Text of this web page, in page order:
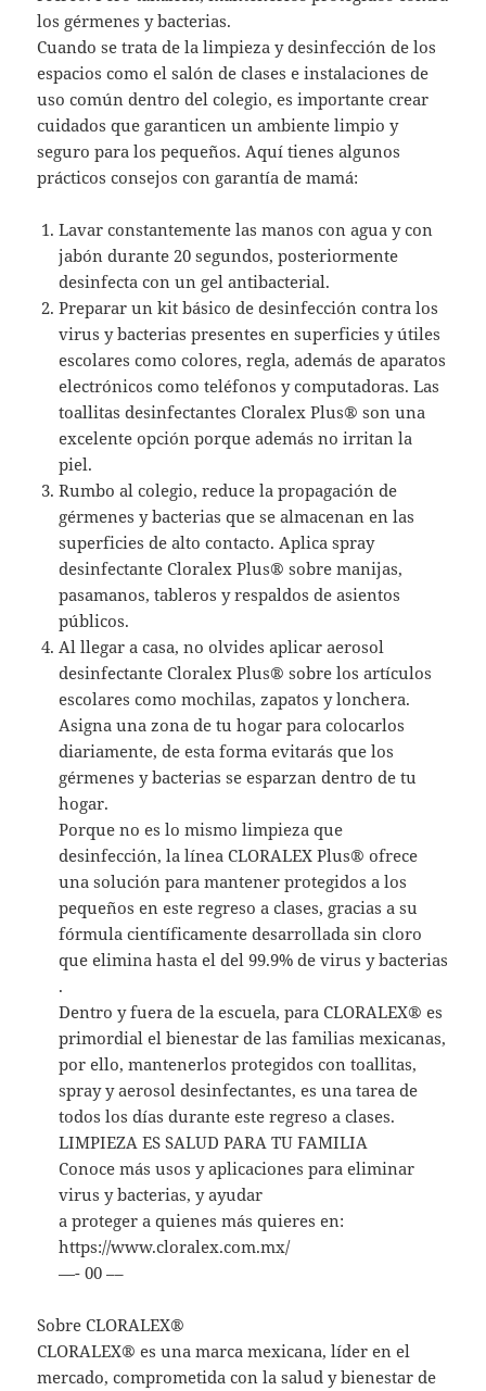
los gérmenes y bacterias.
Cuando se trata de la limpieza y desinfección de los
espacios como el salón de clases e instalaciones de
uso común dentro del colegio, es importante crear
cuidados que garanticen un ambiente limpio y
seguro para los pequeños. Aquí tienes algunos
prácticos consejos con garantía de mamá:
Lavar constantemente las manos con agua y con
jabón durante 20 segundos, posteriormente
desinfecta con un gel antibacterial.
Preparar un kit básico de desinfección contra los
virus y bacterias presentes en superficies y útiles
escolares como colores, regla, además de aparatos
electrónicos como teléfonos y computadoras. Las
toallitas desinfectantes Cloralex Plus® son una
excelente opción porque además no irritan la
piel.
Rumbo al colegio, reduce la propagación de
gérmenes y bacterias que se almacenan en las
superficies de alto contacto. Aplica spray
desinfectante Cloralex Plus® sobre manijas,
pasamanos, tableros y respaldos de asientos
públicos.
Al llegar a casa, no olvides aplicar aerosol
desinfectante Cloralex Plus® sobre los artículos
escolares como mochilas, zapatos y lonchera.
Asigna una zona de tu hogar para colocarlos
diariamente, de esta forma evitarás que los
gérmenes y bacterias se esparzan dentro de tu
hogar.
Porque no es lo mismo limpieza que
desinfección, la línea CLORALEX Plus® ofrece
una solución para mantener protegidos a los
pequeños en este regreso a clases, gracias a su
fórmula científicamente desarrollada sin cloro
que elimina hasta el del 99.9% de virus y bacterias
.
Dentro y fuera de la escuela, para CLORALEX® es
primordial el bienestar de las familias mexicanas,
por ello, mantenerlos protegidos con toallitas,
spray y aerosol desinfectantes, es una tarea de
todos los días durante este regreso a clases.
LIMPIEZA ES SALUD PARA TU FAMILIA
Conoce más usos y aplicaciones para eliminar
virus y bacterias, y ayudar
a proteger a quienes más quieres en:
https://www.cloralex.com.mx/
—- 00 ––
Sobre CLORALEX®
CLORALEX® es una marca mexicana, líder en el
mercado, comprometida con la salud y bienestar de